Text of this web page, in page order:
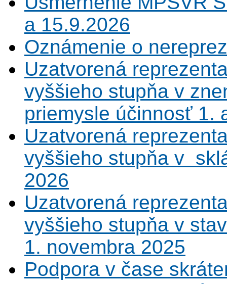
a 15.9.2026
Oznámenie o
Uzatvorená
vyššieho stupňa v
priemysle účinnosť 1.
Uzatvorená
vyššieho stupňa v
2026
Uzatvorená
vyššieho stupňa v
1. novembra 2025
Podpora v čase